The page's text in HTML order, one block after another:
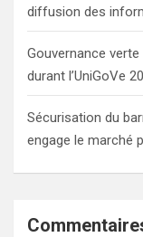
diffusion des
Gouvernance
durant l’UniGoVe
Sécurisation du
engage le marché